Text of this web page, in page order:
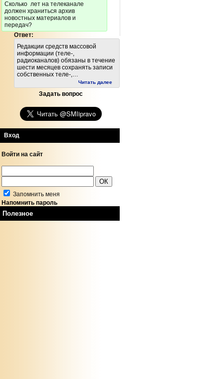
Cколько лет на телеканале
должен храниться архив
новостных материалов и
передач?
Ответ:
Редакции средств массовой
информации (теле-,
радиоканалов) обязаны в течение
шести месяцев сохранять записи
собственных теле-,…
Читать далее
Задать вопрос
Вход
Войти на сайт
Запомнить меня
Напомнить пароль
Полезное